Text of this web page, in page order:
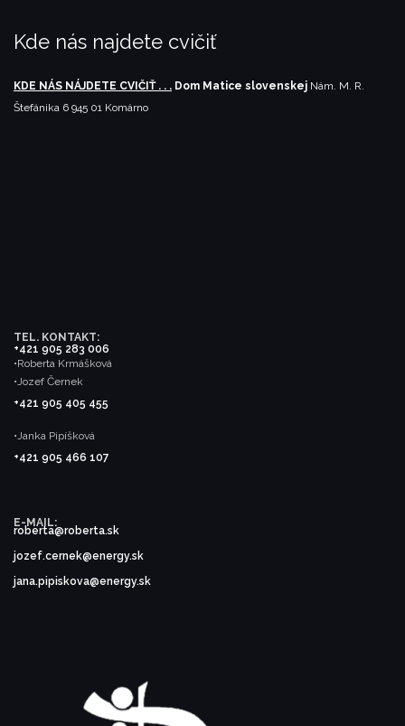
Kde nás najdete cvičiť
KDE NÁS NÁJDETE CVIČIŤ . . . Dom Matice slovenskej Nám. M. R.
Štefánika 6 945 01 Komárno
TEL. KONTAKT:
•Roberta Krmášková
+421 905 283 006
•Jozef Černek
+421 905 405 455
•Janka Pipíšková
+421 905 466 107
E-MAIL:
roberta@roberta.sk
jozef.cernek@energy.sk
jana.pipiskova@energy.sk